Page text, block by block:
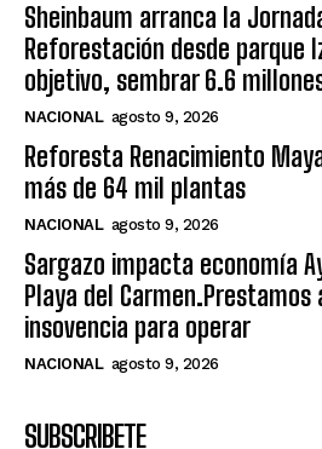
Sheinbaum arranca la
Reforestación desde parque
objetivo, sembrar 6.6
NACIONAL agosto 9, 2026
Reforesta Renacimiento
más de 64 mil plantas
NACIONAL agosto 9, 2026
Sargazo impacta economía
Playa del Carmen.Prestamos
insovencia para operar
NACIONAL agosto 9, 2026
SUBSCRIBETE